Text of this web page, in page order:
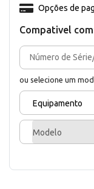
Compativel
ou selecione um
Equipamento
Modelo
Opções de